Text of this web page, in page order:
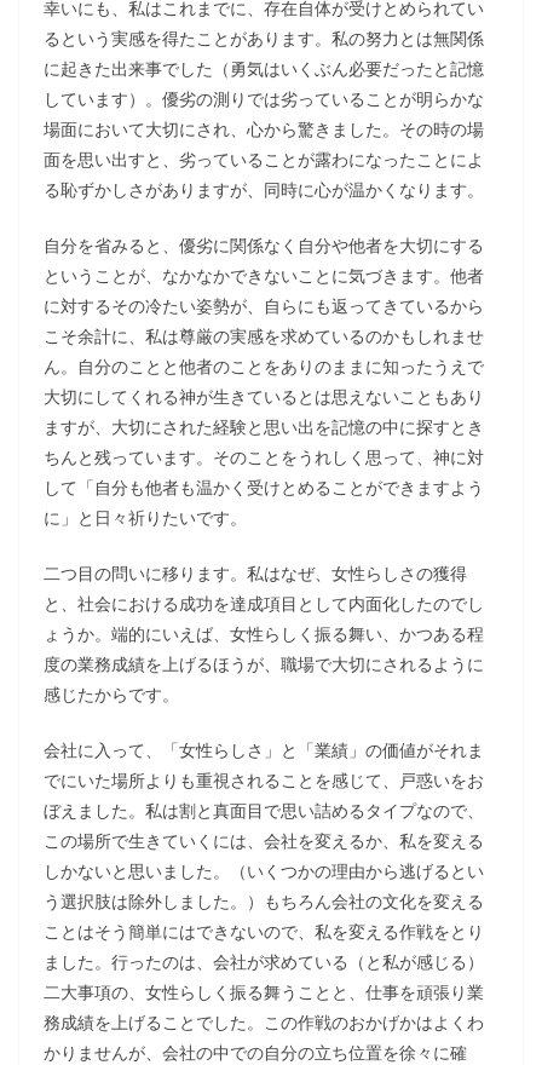
幸いにも、私はこれまでに、存在自体が受けとめられてい
るという実感を得たことがあります。私の努力とは無関係
に起きた出来事でした（勇気はいくぶん必要だったと記憶
しています）。優劣の測りでは劣っていることが明らかな
場面において大切にされ、心から驚きました。その時の場
面を思い出すと、劣っていることが露わになったことによ
る恥ずかしさがありますが、同時に心が温かくなります。
自分を省みると、優劣に関係なく自分や他者を大切にする
ということが、なかなかできないことに気づきます。他者
に対するその冷たい姿勢が、自らにも返ってきているから
こそ余計に、私は尊厳の実感を求めているのかもしれませ
ん。自分のことと他者のことをありのままに知ったうえで
大切にしてくれる神が生きているとは思えないこともあり
ますが、大切にされた経験と思い出を記憶の中に探すとき
ちんと残っています。そのことをうれしく思って、神に対
して「自分も他者も温かく受けとめることができますよう
に」と日々祈りたいです。
二つ目の問いに移ります。私はなぜ、女性らしさの獲得
と、社会における成功を達成項目として内面化したのでし
ょうか。端的にいえば、女性らしく振る舞い、かつある程
度の業務成績を上げるほうが、職場で大切にされるように
感じたからです。
会社に入って、「女性らしさ」と「業績」の価値がそれま
でにいた場所よりも重視されることを感じて、戸惑いをお
ぼえました。私は割と真面目で思い詰めるタイプなので、
この場所で生きていくには、会社を変えるか、私を変える
しかないと思いました。（いくつかの理由から逃げるとい
う選択肢は除外しました。）もちろん会社の文化を変える
ことはそう簡単にはできないので、私を変える作戦をとり
ました。行ったのは、会社が求めている（と私が感じる）
二大事項の、女性らしく振る舞うことと、仕事を頑張り業
務成績を上げることでした。この作戦のおかげかはよくわ
かりませんが、会社の中での自分の立ち位置を徐々に確